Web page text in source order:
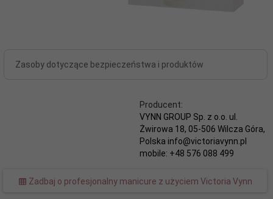
Zasoby dotyczące bezpieczeństwa i produktów
Producent:
VYNN GROUP Sp. z o.o. ul.
Żwirowa 18, 05-506 Wilcza Góra,
Polska info@victoriavynn.pl
mobile: +48 576 088 499
Zadbaj o profesjonalny manicure z użyciem Victoria Vynn